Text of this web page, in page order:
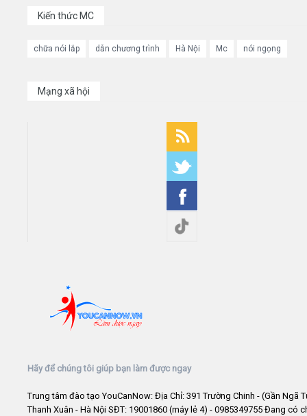
Kiến thức MC
chữa nói lắp dẫn chương trình Hà Nội Mc nói ngọng
Mạng xã hội
Hãy để chúng tôi giúp bạn làm được ngay
Trung tâm đào tạo YouCanNow: Địa Chỉ: 391 Trường Chinh - (Gần Ngã
Thanh Xuân - Hà Nội SĐT: 19001860 (máy lẻ 4) - 0985349755 Đang có